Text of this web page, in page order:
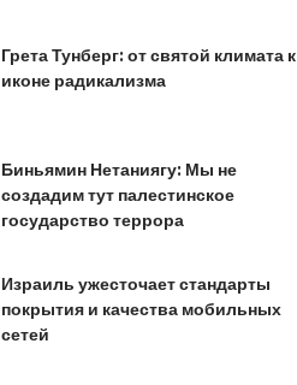
Грета Тунберг: от святой климата к
иконе радикализма
Биньямин Нетаниягу: Мы не
создадим тут палестинское
государство террора
Израиль ужесточает стандарты
покрытия и качества мобильных
сетей